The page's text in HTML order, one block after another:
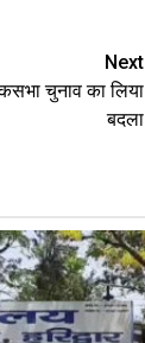
Next
चुनाव का लिया
बदला